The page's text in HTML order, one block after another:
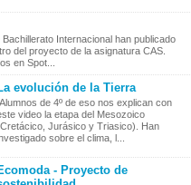
Bachillerato Internacional han publicado
del proyecto de la asignatura CAS.
en Spot...
evolución de la Tierra
Alumnos de 4º de eso nos explican con
video la etapa del Mesozoico
Jurásico y Triasico). Han
sobre el clima, l...
- Proyecto de